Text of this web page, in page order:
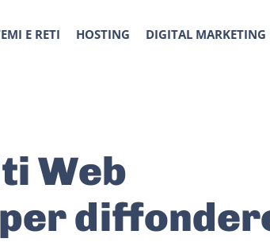
E RETI HOSTING DIGITAL MARKETING
Web